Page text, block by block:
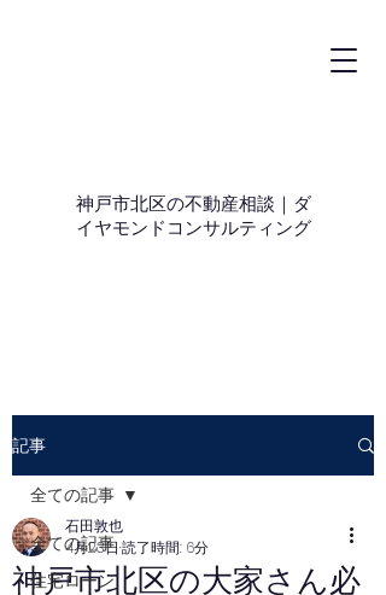
神戸市北区の不動産相談｜ダ
イヤモンドコンサルティング
記事
全ての記事
住宅ローン
全ての記事
神戸市北区の大家さん必
石田敦也
4月23日 読了時間: 6分